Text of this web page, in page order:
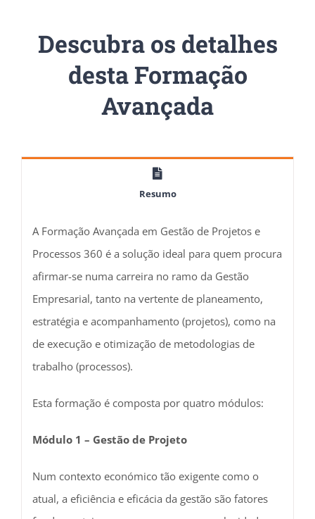
Descubra os detalhes
desta Formação
Avançada
Resumo
A Formação Avançada em Gestão de Projetos e
Processos 360 é a solução ideal para quem procura
afirmar-se numa carreira no ramo da Gestão
Empresarial, tanto na vertente de planeamento,
estratégia e acompanhamento (projetos), como na
de execução e otimização de metodologias de
trabalho (processos).
Esta formação é composta por quatro módulos:
Módulo 1 – Gestão de Projeto
Num contexto económico tão exigente como o
atual, a eficiência e eficácia da gestão são fatores